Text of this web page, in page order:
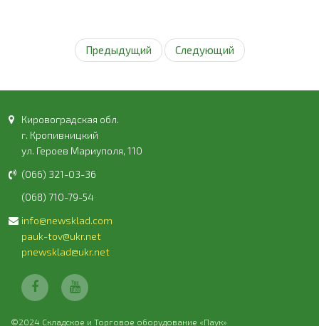
Предыдущий Следующий
Кировоградская обл.
г. Кропивницкий
ул. Героев Мариуполя, 110
(066) 321-03-36
(068) 710-79-54
info@newsklad.com
pauk-tov@ukr.net
pnewsklad@ukr.net
©2024 Складское и Торговое оборудование «Паук»